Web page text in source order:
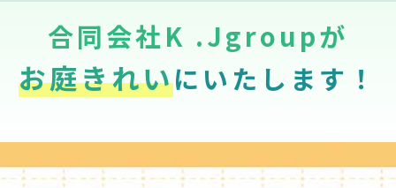
合同会社K .Jgroupが
お庭きれいにいたします！